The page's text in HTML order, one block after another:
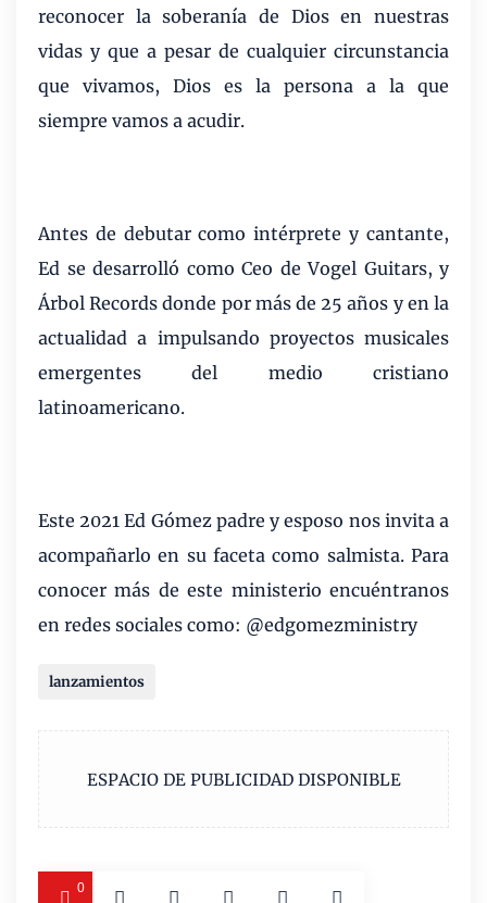
reconocer la soberanía de Dios en nuestras
vidas y que a pesar de cualquier circunstancia
que vivamos, Dios es la persona a la que
siempre vamos a acudir.
Antes de debutar como intérprete y cantante,
Ed se desarrolló como Ceo de Vogel Guitars, y
Árbol Records donde por más de 25 años y en la
actualidad a impulsando proyectos musicales
emergentes del medio cristiano
latinoamericano.
Este 2021 Ed Gómez padre y esposo nos invita a
acompañarlo en su faceta como salmista. Para
conocer más de este ministerio encuéntranos
en redes sociales como: @edgomezministry
lanzamientos
ESPACIO DE PUBLICIDAD DISPONIBLE
0